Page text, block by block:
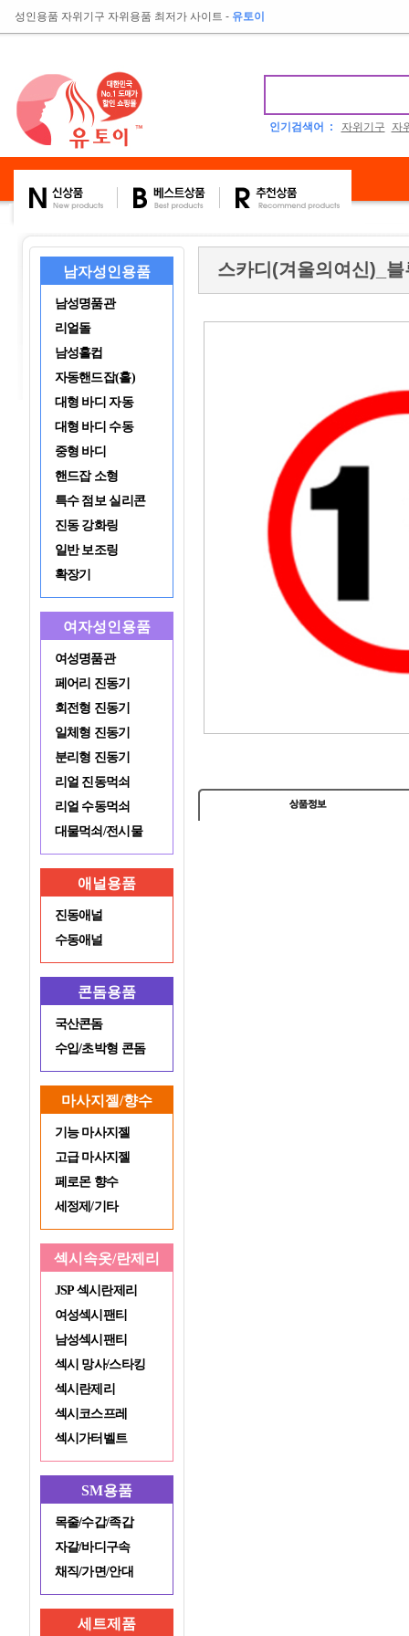
성인용품 자위기구 자위용품 최저가 사이트 - 유토이
인기검색어 : 자위기구 자
남자성인용품
남성명품관
리얼돌
남성홀컵
자동핸드잡(홀)
대형 바디 자동
대형 바디 수동
중형 바디
핸드잡 소형
특수 점보 실리콘
진동 강화링
일반 보조링
확장기
여자성인용품
여성명품관
페어리 진동기
회전형 진동기
일체형 진동기
분리형 진동기
리얼 진동먹쇠
리얼 수동먹쇠
대물먹쇠/전시물
애널용품
진동애널
수동애널
콘돔용품
국산콘돔
수입/초박형 콘돔
마사지젤/향수
기능 마사지젤
고급 마사지젤
페로몬 향수
세정제/기타
섹시속옷/란제리
JSP 섹시란제리
여성섹시팬티
남성섹시팬티
섹시 망사/스타킹
섹시란제리
섹시코스프레
섹시가터벨트
SM용품
목줄/수갑/족갑
자갈/바디구속
채직/가면/안대
세트제품
스카디(겨울의여신)_블